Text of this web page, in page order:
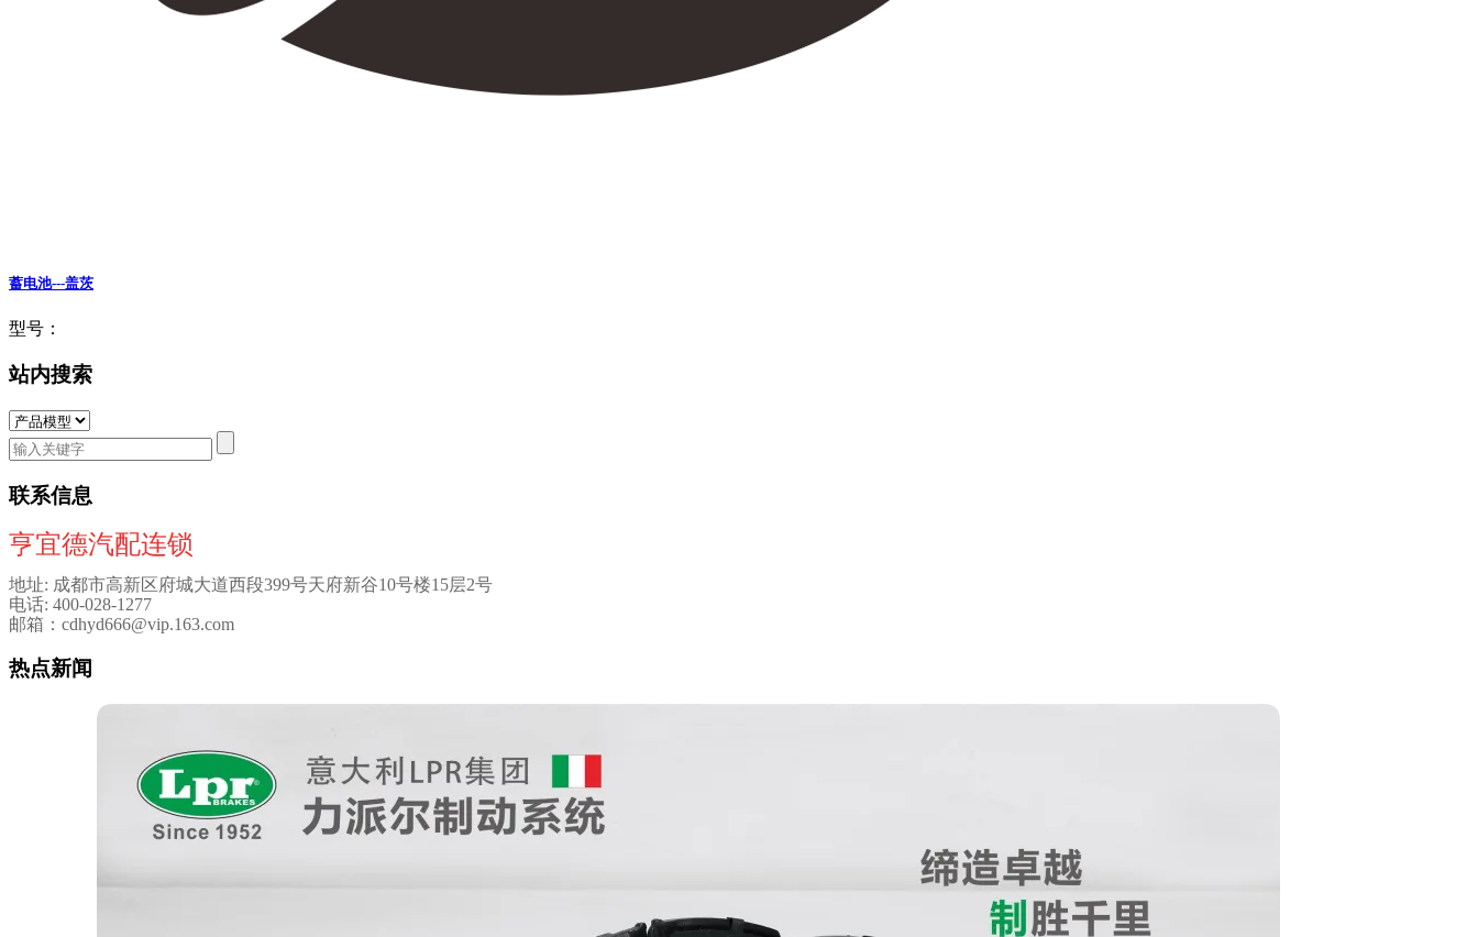
蓄电池---盖茨
型号：
站内搜索
联系信息
亨宜德汽配连锁
地址: 成都市高新区府城大道西段399号天府新谷10号楼15层2号
电话: 400-028-1277
邮箱：cdhyd666@vip.163.com
热点新闻